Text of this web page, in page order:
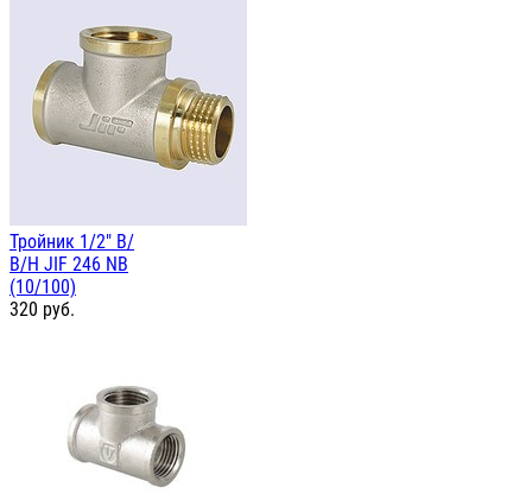
Тройник 1/2" В/
В/Н JIF 246 NB
(10/100)
320 руб.